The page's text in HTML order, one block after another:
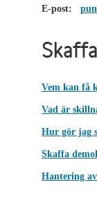
E-post:
Vem kan få
Vad är
Hur gör jag
Skaffa
Hantering